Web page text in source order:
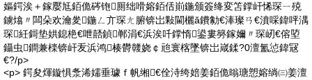
嫗鍔涘＋鎵嬮尪銆佹硶铇厠绌嗗嫆銆佸崱鍦颁簽绛変笘鐣屽悕琛ㄧ殑
鐪熻〃闆朵欢瀹夎鍦ㄥ亣琛ㄤ腑锛岀敤閫欐ǎ鐨勨€淎璨ㄢ€濆啋鍏呯湡
琛紝鎶垫娂鎴栬€呭嚭鍞郸涓€浜涘吀鐣惰鍙婁簩鎵嬭〃琛屻€傛埅
鑷虫鐧兼檪锛屽叐浜鸿楱欎竷娆￠兘寰楁墜锛岀嵅鍒?0澶氳惉鍏冦
€?/p>
<p> 鍔夋煇鏇惧洜浠嬬垂璩ｆ帆缃€佺洔绔婄姜銆佹暡瑭愬嫆绱㈢姜澶